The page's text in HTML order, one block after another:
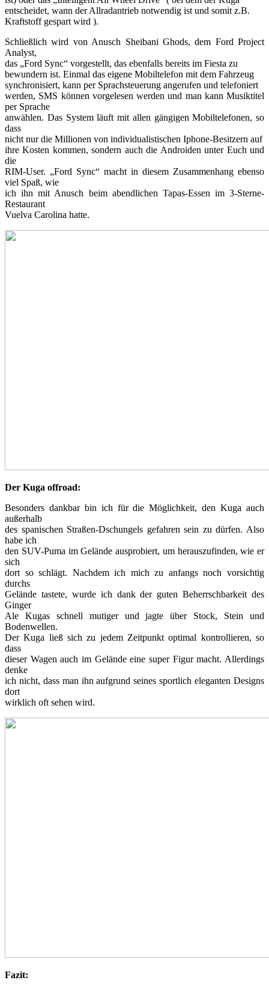
entscheidet, wann der Allradantrieb notwendig ist und somit z.B.
Kraftstoff gespart wird ).
Schließlich wird von Anusch Sheibani Ghods, dem Ford Project
Analyst,
das „Ford Sync“ vorgestellt, das ebenfalls bereits im Fiesta zu
bewundern ist. Einmal das eigene Mobiltelefon mit dem Fahrzeug
synchronisiert, kann per Sprachsteuerung angerufen und telefoniert
werden, SMS können vorgelesen werden und man kann Musiktitel
per Sprache
anwählen. Das System läuft mit allen gängigen Mobiltelefonen, so
dass
nicht nur die Millionen von individualistischen Iphone-Besitzern auf
ihre Kosten kommen, sondern auch die Androiden unter Euch und
die
RIM-User. „Ford Sync“ macht in diesem Zusammenhang ebenso
viel Spaß, wie
ich ihn mit Anusch beim abendlichen Tapas-Essen im 3-Sterne-
Restaurant
Vuelva Carolina hatte.
Der Kuga offroad:
Besonders dankbar bin ich für die Möglichkeit, den Kuga auch
außerhalb
des spanischen Straßen-Dschungels gefahren sein zu dürfen. Also
habe ich
den SUV-Puma im Gelände ausprobiert, um herauszufinden, wie er
sich
dort so schlägt. Nachdem ich mich zu anfangs noch vorsichtig
durchs
Gelände tastete, wurde ich dank der guten Beherrschbarkeit des
Ginger
Ale Kugas schnell mutiger und jagte über Stock, Stein und
Bodenwellen.
Der Kuga ließ sich zu jedem Zeitpunkt optimal kontrollieren, so
dass
dieser Wagen auch im Gelände eine super Figur macht. Allerdings
denke
ich nicht, dass man ihn aufgrund seines sportlich eleganten Designs
dort
wirklich oft sehen wird.
Fazit: